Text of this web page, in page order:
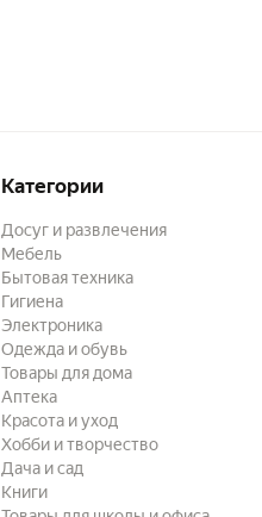
Категории
Досуг и развлечения
Мебель
Бытовая техника
Гигиена
Электроника
Одежда и обувь
Товары для дома
Аптека
Красота и уход
Хобби и творчество
Дача и сад
Книги